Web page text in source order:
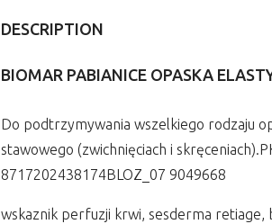
DESCRIPTION
BIOMAR PABIANICE OPASKA
Do podtrzymywania wszelkiego rodzaju
stawowego (zwichnięciach i
8717202438174BLOZ_07 9049668
wskaznik perfuzji krwi, sesderma